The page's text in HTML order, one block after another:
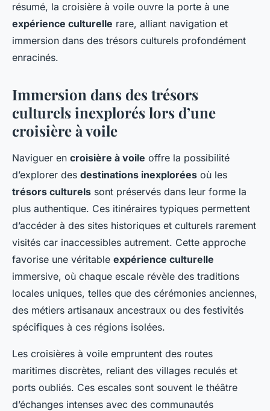
résumé, la croisière à voile ouvre la porte à une
expérience culturelle rare, alliant navigation et
immersion dans des trésors culturels profondément
enracinés.
Immersion dans des trésors
culturels inexplorés lors d’une
croisière à voile
Naviguer en croisière à voile offre la possibilité
d’explorer des destinations inexplorées où les
trésors culturels sont préservés dans leur forme la
plus authentique. Ces itinéraires typiques permettent
d’accéder à des sites historiques et culturels rarement
visités car inaccessibles autrement. Cette approche
favorise une véritable expérience culturelle
immersive, où chaque escale révèle des traditions
locales uniques, telles que des cérémonies anciennes,
des métiers artisanaux ancestraux ou des festivités
spécifiques à ces régions isolées.
Les croisières à voile empruntent des routes
maritimes discrètes, reliant des villages reculés et
ports oubliés. Ces escales sont souvent le théâtre
d’échanges intenses avec des communautés